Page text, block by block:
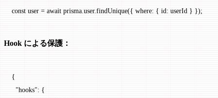
const user = await prisma.user.findUnique({ where: { id: userId } });
Hook による保護：
{
  "hooks"
: {